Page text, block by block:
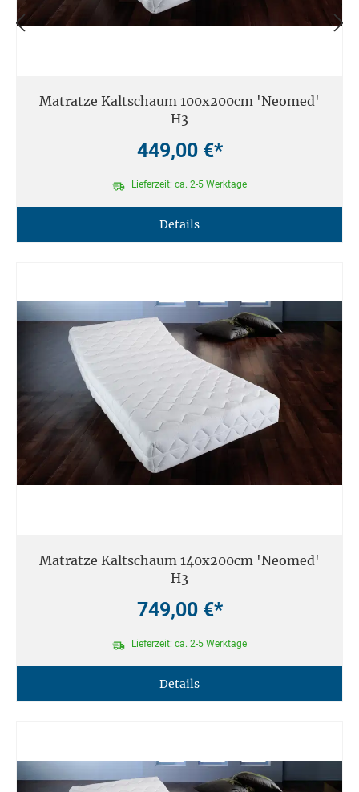
Matratze Kaltschaum 100x200cm 'Neomed'
H3
449,00 €*
Lieferzeit: ca. 2-5 Werktage
Details
Matratze Kaltschaum 140x200cm 'Neomed'
H3
749,00 €*
Lieferzeit: ca. 2-5 Werktage
Details